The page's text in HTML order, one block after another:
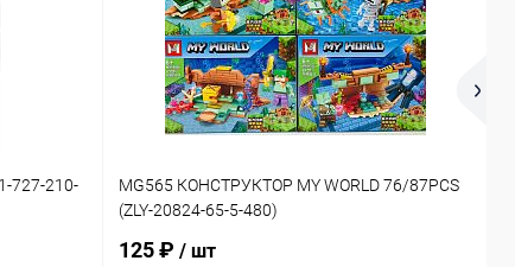
727-210-
MG565 КОНСТРУКТОР MY WORLD 76/87PCS
(ZLY-20824-65-5-480)
125 ₽ / шт